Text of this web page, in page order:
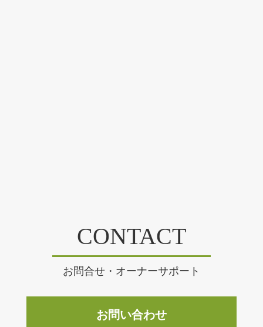
CONTACT
お問合せ・オーナーサポート
お問い合わせ